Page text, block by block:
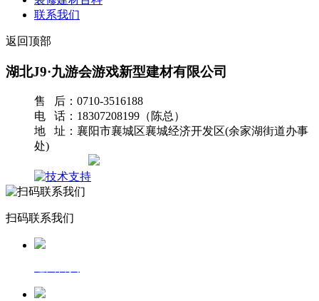
联系我们
返回顶部
湖北J9·九游会游戏新型建材有限公司
售 后：0710-3516188
电 话：18307208199（陈总）
地 址：襄阳市襄城区襄城经济开发区(余家湖街道办事
处)
扫码联系我们